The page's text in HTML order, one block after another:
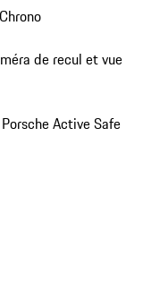
de gestion de
sans
que la
du
tension est
jusqu'à un
de recul et vue
Active Safe